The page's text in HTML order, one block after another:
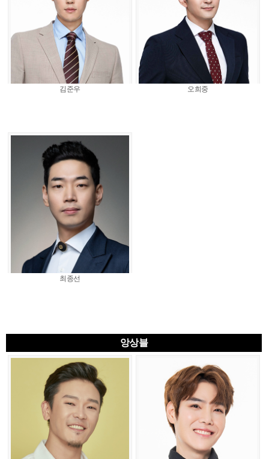
김준우 오희중
최종선
앙상블